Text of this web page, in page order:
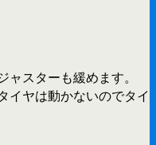
スターも緩めます。
イヤは動かないのでタイ